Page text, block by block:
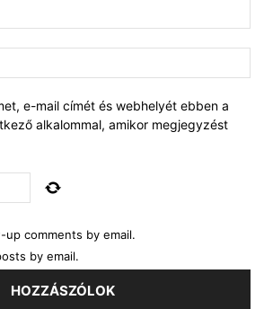
e-mail címét és webhelyét ebben a
alkalommal, amikor megjegyzést
comments by email.
by email.